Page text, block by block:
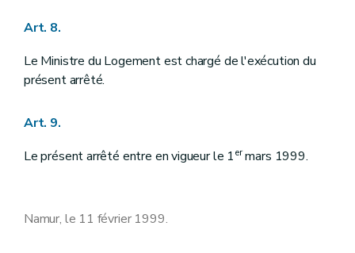
Art. 8.
Le Ministre du Logement est chargé de l'exécution du
présent arrêté.
Art. 9.
Le présent arrêté entre en vigueur le 1ermars 1999.
Namur, le 11 février 1999.